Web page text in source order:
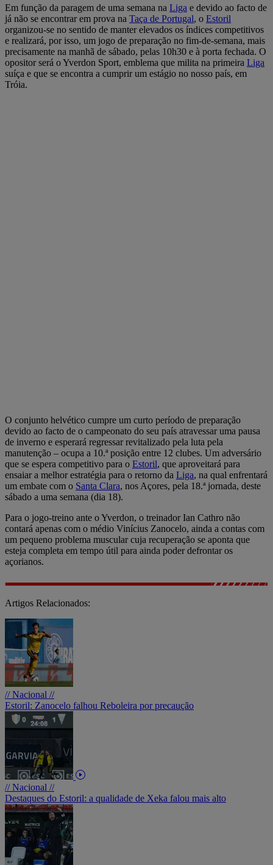
Em função da paragem de uma semana na Liga e devido ao facto de
já não se encontrar em prova na Taça de Portugal, o Estoril
organizou-se no sentido de manter elevados os índices competitivos
e realizará, por isso, um jogo de preparação no fim-de-semana, mais
precisamente na manhã de sábado, pelas 10h30 e à porta fechada. O
opositor será o Yverdon Sport, emblema que milita na primeira Liga
suíça e que se encontra a cumprir um estágio no nosso país, em
Tróia.
O conjunto helvético cumpre um curto período de preparação
devido ao facto de o campeonato do seu país atravessar uma pausa
de inverno e esperará regressar revitalizado pela luta pela
manutenção – ocupa a 10.ª posição entre 12 clubes. Um adversário
que se espera competitivo para o Estoril, que aproveitará para
ensaiar a melhor estratégia para o retorno da Liga, na qual enfrentará
um embate com o Santa Clara, nos Açores, pela 18.ª jornada, deste
sábado a uma semana (dia 18).
Para o jogo-treino ante o Yverdon, o treinador Ian Cathro não
contará apenas com o médio Vinícius Zanocelo, ainda a contas com
um pequeno problema muscular cuja recuperação se aponta que
esteja completa em tempo útil para ainda poder defrontar os
açorianos.
Artigos Relacionados:
// Nacional //
Estoril: Zanocelo falhou Reboleira por precaução
// Nacional //
Destaques do Estoril: a qualidade de Xeka falou mais alto